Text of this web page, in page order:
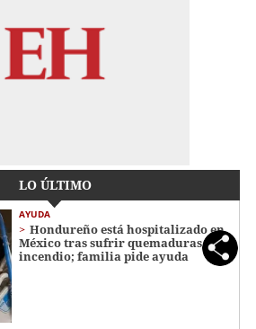
LO ÚLTIMO
AYUDA
Hondureño está hospitalizado en
México tras sufrir quemaduras en
incendio; familia pide ayuda